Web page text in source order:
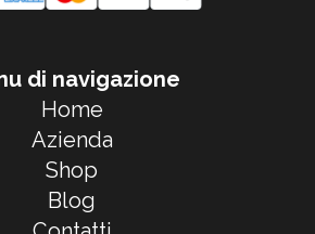
di navigazione
Home
Azienda
Shop
Blog